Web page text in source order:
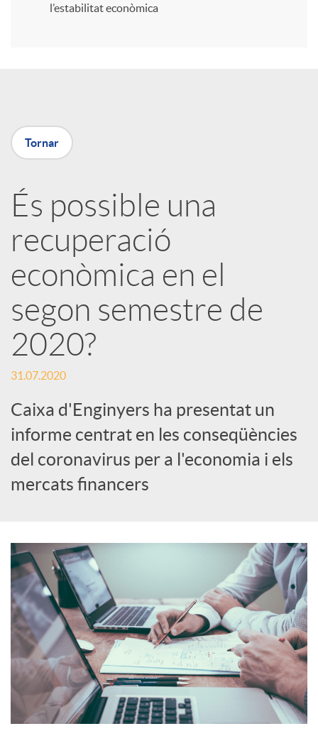
X
r
x
e
s
S
o
c
i
a
l
s
l’estabilitat econòmica
Tornar
És possible una
recuperació
econòmica en el
segon semestre de
2020?
31.07.2020
Caixa d'Enginyers ha presentat un
informe centrat en les conseqüències
del coronavirus per a l'economia i els
mercats financers